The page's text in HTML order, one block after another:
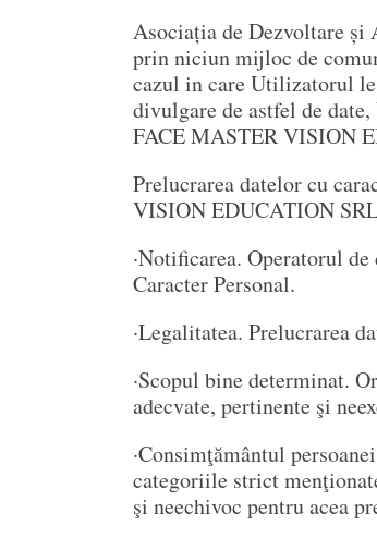
Asociația de Dezvoltare
prin niciun mijloc de
cazul in care Utilizatorul
divulgare de astfel de
FACE MASTER VISION
Prelucrarea datelor cu
VISION EDUCATION
·Notificarea. Operatorul
Caracter Personal.
·Legalitatea. Prelucrarea
·Scopul bine determinat.
adecvate, pertinente şi
·Consimţământul
categoriile strict
şi neechivoc pentru acea